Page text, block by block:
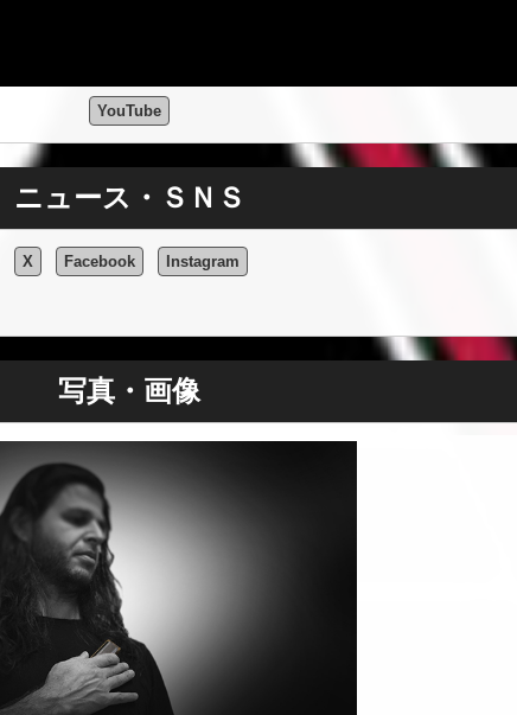
YouTube
ニュース・ＳＮＳ
X Facebook Instagram
写真・画像